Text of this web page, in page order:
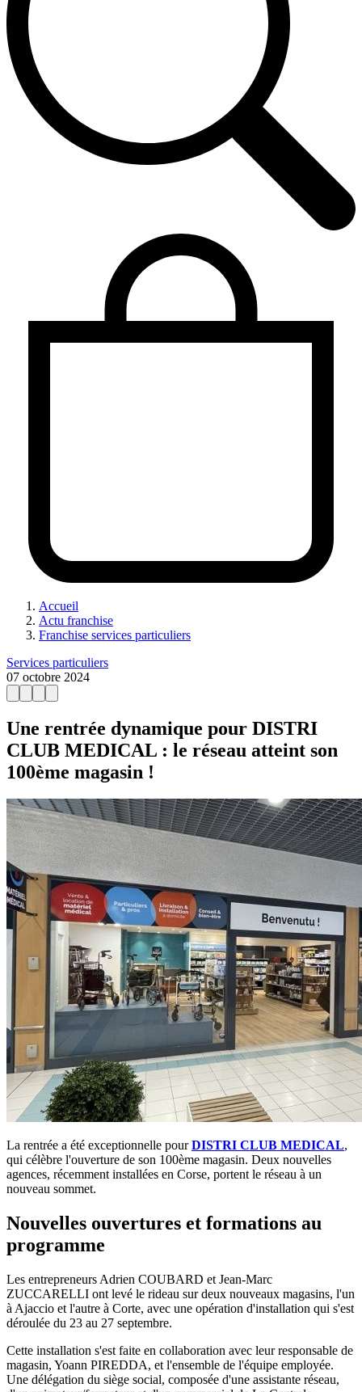
Accueil
Actu franchise
Franchise services particuliers
Services particuliers
07 octobre 2024
Une rentrée dynamique pour DISTRI
CLUB MEDICAL : le réseau atteint son
100ème magasin !
La rentrée a été exceptionnelle pourDISTRI CLUB MEDICAL,
qui célèbre l'ouverture de son 100ème magasin. Deux nouvelles
agences, récemment installées en Corse, portent le réseau à un
nouveau sommet.
Nouvelles ouvertures et formations au
programme
Les entrepreneurs Adrien COUBARD et Jean-Marc
ZUCCARELLI ont levé le rideau sur deux nouveaux magasins, l'un
à Ajaccio et l'autre à Corte, avec une opération d'installation qui s'est
déroulée du 23 au 27 septembre.
Cette installation s'est faite en collaboration avec leur responsable de
magasin, Yoann PIREDDA, et l'ensemble de l'équipe employée.
Une délégation du siège social, composée d'une assistante réseau,